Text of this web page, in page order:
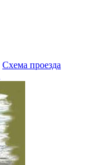
Схема проезда